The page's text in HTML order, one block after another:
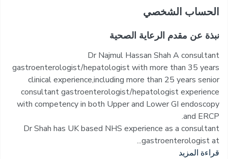
اﻟﺤﺴﺎﺏ اﻟﺸﺨﺼﻲ
نبذة عن مقدم الرعاية الصحية
Dr Najmul Hassan Shah A consultant
gastroenterologist/hepatologist with more than 35 years
clinical experience,including more than 25 years senior
consultant gastroenterologist/hepatologist experience
with competency in both Upper and Lower GI endoscopy
and ERCP.
Dr Shah has UK based NHS experience as a consultant
gastroenterologist at...
قراءة المزيد